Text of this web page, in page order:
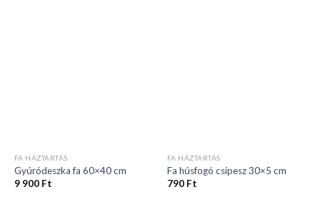
Gyúródeszka fa 60×40 cm
9 900 Ft
Fa húsfogó csipesz 30×5 cm
790 Ft